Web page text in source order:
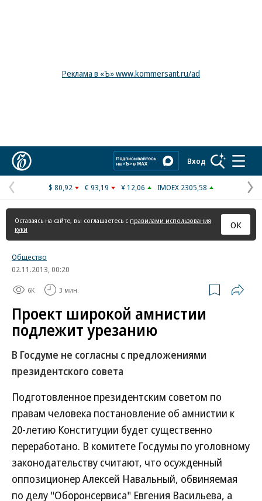
Реклама в «Ъ» www.kommersant.ru/ad
Вход
Предыдущая
страница
$ 80,92 € 93,19 ¥ 12,06 IMOEX 2305,58
Оставаясь на сайте, вы соглашаетесь с правилами использования
куки
ОК
Общество
02.11.2013, 00:20
6K 3 мин.
Проект широкой амнистии
подлежит урезанию
В Госдуме не согласны с предложениями
президентского совета
Подготовленное президентским советом по
правам человека постановление об амнистии к
20-летию Конституции будет существенно
переработано. В комитете Госдумы по уголовному
законодательству считают, что осужденный
оппозиционер Алексей Навальный, обвиняемая
по делу "Оборонсервиса" Евгения Васильева, а